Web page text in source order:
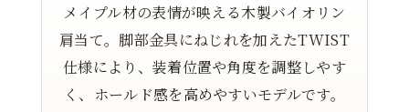
メイプル材の表情が映える木製バイオリン
肩当て。脚部金具にねじれを加えたTWIST
仕様により、装着位置や角度を調整しやす
く、ホールド感を高めやすいモデルです。